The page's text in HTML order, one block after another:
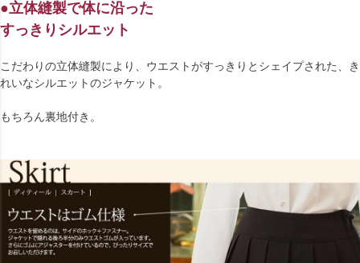
●立体縫製で体に沿った
すっきりシルエット
こだわりの立体縫製により、ウエストがすっきりとシェイプされた、き
れいなシルエットのジャケット。
もちろん裏地付き。